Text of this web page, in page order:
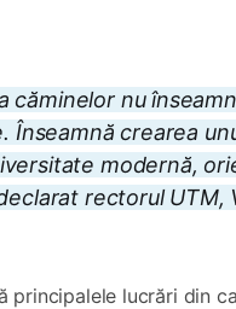
căminelor nu
Înseamnă crearea
modernă,
rectorul UTM,
principalele lucrări din